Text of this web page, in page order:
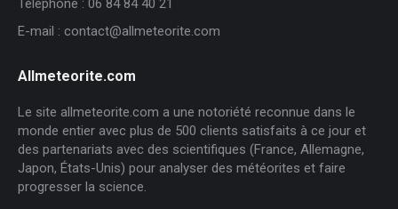
E-mail : contact@allmeteorite.com
Allmeteorite.com
Le site allmeteorite.com a une notoriété reconnue dans le
monde entier avec plus de 500 clients satisfaits à ce jour et
des partenariats avec des scientifiques (France, Allemagne,
Japon, États-Unis) pour analyser des météorites et faire
progresser la science.